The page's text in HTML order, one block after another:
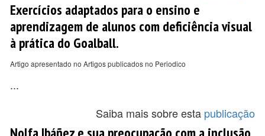
Exercícios adaptados para o ensino e
aprendizagem de alunos com deficiência visual
à prática do Goalball.
Artigo apresentado no Artigos publicados no Periodico
...
Saiba mais sobre esta publicação
Nolfa Ibáñez e sua preocupação com a inclusão